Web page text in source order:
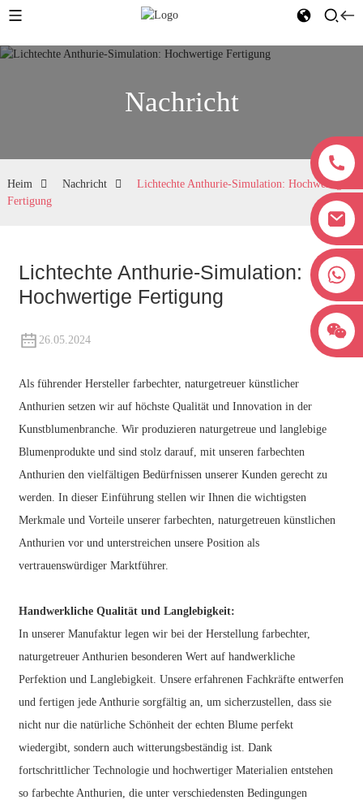
+8618038381627
Nachricht
Heim Nachricht
Lichtechte Anthurie-Simulation: Hochwertige
Fertigung
Lichtechte Anthurie-Simulation:
Hochwertige Fertigung
26.05.2024
Als führender Hersteller farbechter, naturgetreuer künstlicher
Anthurien setzen wir auf höchste Qualität und Innovation in der
Kunstblumenbranche. Wir produzieren naturgetreue und langlebige
Blumenprodukte und sind stolz darauf, mit unseren farbechten
Anthurien den vielfältigen Bedürfnissen unserer Kunden gerecht zu
werden. In dieser Einführung stellen wir Ihnen die wichtigsten
Merkmale und Vorteile unserer farbechten, naturgetreuen künstlichen
Anthurien vor und unterstreichen unsere Position als
vertrauenswürdiger Marktführer.
Handwerkliche Qualität und Langlebigkeit:
In unserer Manufaktur legen wir bei der Herstellung farbechter,
naturgetreuer Anthurien besonderen Wert auf handwerkliche
Perfektion und Langlebigkeit. Unsere erfahrenen Fachkräfte entwerfen
und fertigen jede Anthurie sorgfältig an, um sicherzustellen, dass sie
nicht nur die natürliche Schönheit der echten Blume perfekt
wiedergibt, sondern auch witterungsbeständig ist. Dank
fortschrittlicher Technologie und hochwertiger Materialien entstehen
so farbechte Anthurien, die unter verschiedensten Bedingungen